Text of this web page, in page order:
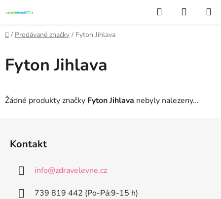
na
obsah
Hledat
KOŠÍK
Domů
/ Prodávané značky / Fyton Jihlava
Fyton Jihlava
Žádné produkty značky Fyton Jihlava nebyly nalezeny...
Kontakt
info@zdravelevne.cz
739 819 442 (Po-Pá:9-15 h)